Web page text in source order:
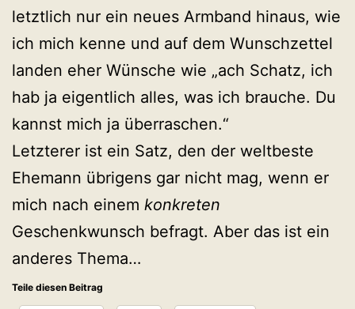
letztlich nur ein neues Armband hinaus, wie
ich mich kenne und auf dem Wunschzettel
landen eher Wünsche wie „ach Schatz, ich
hab ja eigentlich alles, was ich brauche. Du
kannst mich ja überraschen.“
Letzterer ist ein Satz, den der weltbeste
Ehemann übrigens gar nicht mag, wenn er
mich nach einem konkreten
Geschenkwunsch befragt. Aber das ist ein
anderes Thema…
Teile diesen Beitrag